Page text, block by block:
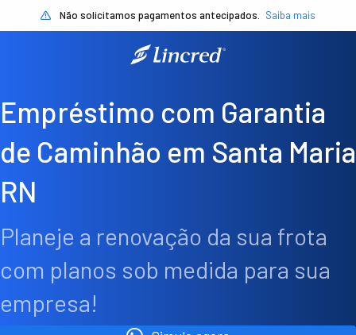
Não solicitamos pagamentos antecipados. Saiba mais
Empréstimo com Garantia
de Caminhão em Santa Maria
RN
Planeje a renovação da sua frota
com planos sob medida para sua
empresa!